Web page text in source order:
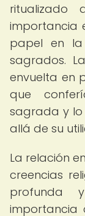
ritualizado
importancia
papel en la
sagrados.
envuelta en
que
sagrada y
allá de su
La relación
creencias
profunda
importancia